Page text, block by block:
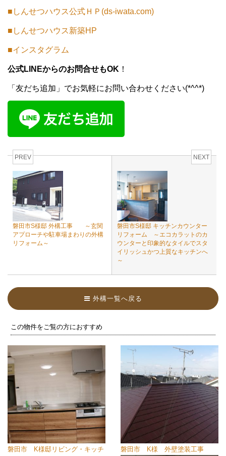
■しんせつハウス公式ＨＰ(ds-iwata.com)
■しんせつハウス新築HP
■インスタグラム
公式LINEからのお問合せもOK ！
「友だち追加」でお気軽にお問い合わせください(*^^*)
PREV
磐田市S様邸 外構工事 ～玄関
アプローチや駐車場まわりの外構
リフォーム～
NEXT
磐田市S様邸 キッチンカウンター
リフォーム ～エコカラットのカ
ウンターと印象的なタイルでスタ
イリッシュかつ上質なキッチンへ
～
外構一覧へ戻る
この物件をご覧の方におすすめ
磐田市 K様邸リビング・キッチ
磐田市 K様 外壁塗装工事